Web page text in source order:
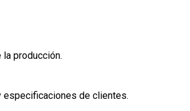
producción.
especificaciones de clientes.